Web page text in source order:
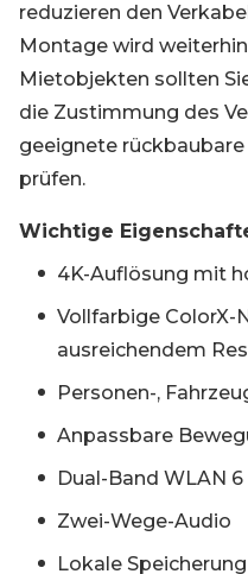
reduzieren den
Montage wird
Mietobjekten sollten
die Zustimmung des
geeignete
prüfen.
Wichtige
4K-Auflösung mit
Vollfarbige ColorX-
ausreichendem
Personen-,
Anpassbare
Dual-Band WLAN 6
Zwei-Wege-Audio
Lokale